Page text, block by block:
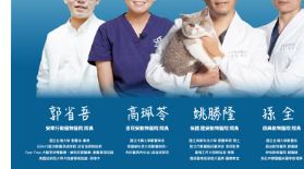
請求用戶進行身份認證。
５．嚴禁一人註冊多個帳號或使用他人資訊註
恩沛科技股份有限公司將有權停止該用戶之使